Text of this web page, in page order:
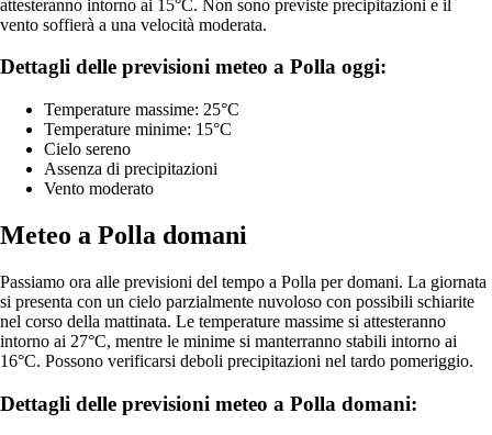
attesteranno intorno ai 15°C. Non sono previste precipitazioni e il
vento soffierà a una velocità moderata.
Dettagli delle previsioni meteo a Polla oggi:
Temperature massime: 25°C
Temperature minime: 15°C
Cielo sereno
Assenza di precipitazioni
Vento moderato
Meteo a Polla domani
Passiamo ora alle previsioni del tempo a Polla per domani. La giornata
si presenta con un cielo parzialmente nuvoloso con possibili schiarite
nel corso della mattinata. Le temperature massime si attesteranno
intorno ai 27°C, mentre le minime si manterranno stabili intorno ai
16°C. Possono verificarsi deboli precipitazioni nel tardo pomeriggio.
Dettagli delle previsioni meteo a Polla domani: